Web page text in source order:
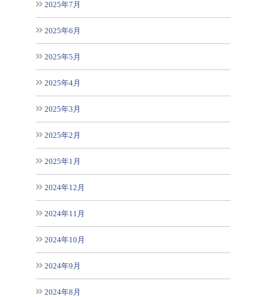
2025年7月
2025年6月
2025年5月
2025年4月
2025年3月
2025年2月
2025年1月
2024年12月
2024年11月
2024年10月
2024年9月
2024年8月